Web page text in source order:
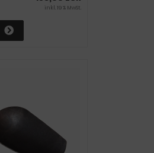
inkl. 19 % MwSt.